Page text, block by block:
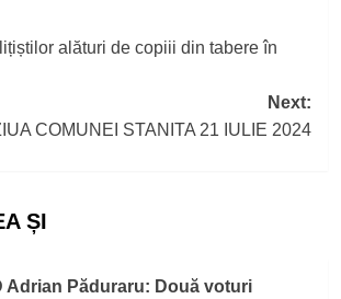
alături de copiii din tabere în
Next:
COMUNEI STANITA 21 IULIE 2024
ȘI
Adrian Păduraru: Două voturi